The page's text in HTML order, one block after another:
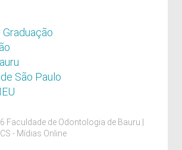
São Paulo
Faculdade de Odontologia de Bauru |
- Mídias Online